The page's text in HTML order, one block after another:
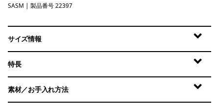
Sastrugi: Summit Blue
SASM | 製品番号 22397
サイズ情報
特長
素材／お手入れ方法